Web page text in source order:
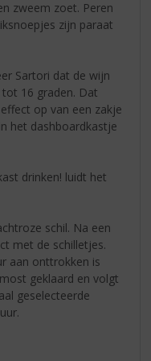
zweem zoet. Peren
zijn paraat
Sartori dat de wijn
16 graden. Dat
op van een zakje
het dashboardkastje
drinken! luidt het
schil. Na een
met de schilletjes.
aan onttrokken is
geklaard en volgt
geselecteerde